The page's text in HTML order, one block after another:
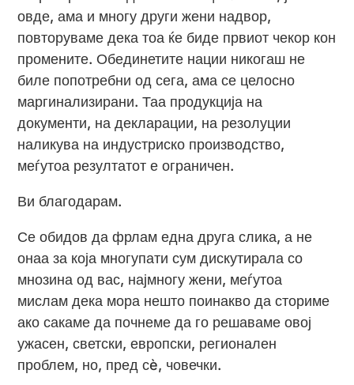
овде, ама и многу други жени надвор,
повторуваме дека тоа ќе биде првиот чекор кон
промените. Обединетите нации никогаш не
биле попотребни од сега, ама се целосно
маргинализирани. Таа продукција на
документи, на декларации, на резолуции
наликува на индустриско производство,
меѓутоа резултатот е ограничен.
Ви благодарам.
Се обидов да фрлам една друга слика, а не
онаа за која многупати сум дискутирала со
мнозина од вас, најмногу жени, меѓутоа
мислам дека мора нешто поинакво да сториме
ако сакаме да почнеме да го решаваме овој
ужасен, светски, европски, регионален
проблем, но, пред сè, човечки.